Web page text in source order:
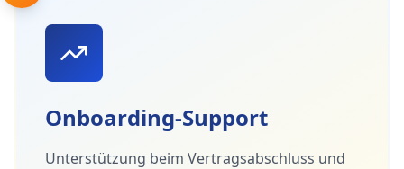
Onboarding-Support
Unterstützung beim Vertragsabschluss und